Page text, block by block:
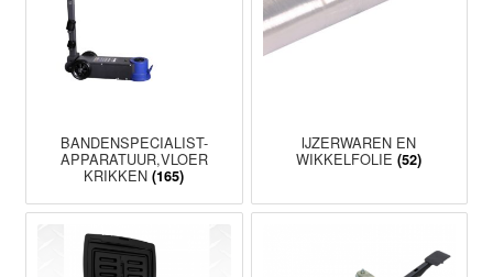
BANDENSPECIALIST-
APPARATUUR,VLOER
KRIKKEN(165)
IJZERWAREN EN
WIKKELFOLIE(52)